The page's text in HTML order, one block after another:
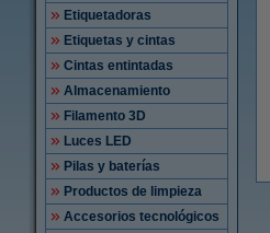
Etiquetadoras
Etiquetas y cintas
Cintas entintadas
Almacenamiento
Filamento 3D
Luces LED
Pilas y baterías
Productos de limpieza
Accesorios tecnológicos